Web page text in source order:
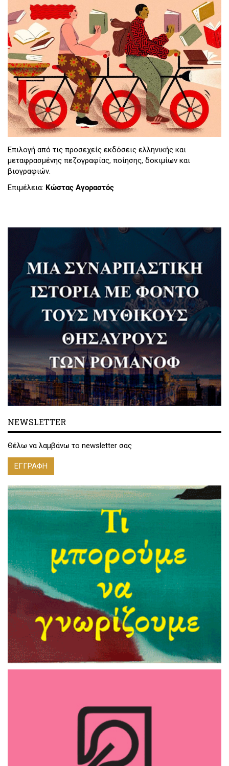
Επιλογή από τις προσεχείς εκδόσεις ελληνικής και
μεταφρασμένης πεζογραφίας, ποίησης, δοκιμίων και
βιογραφιών.
Επιμέλεια: Κώστας Αγοραστός
NEWSLETTER
Θέλω να λαμβάνω το newsletter σας
ΕΓΓΡΑΦΗ